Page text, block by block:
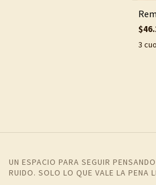
3
UN ESPACIO PARA SEGUIR
RUIDO. SOLO LO QUE VALE LA PENA